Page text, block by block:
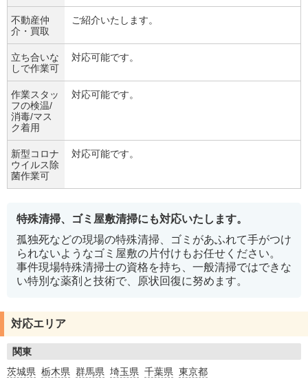
不動産仲
介・買取
ご紹介いたします。
立ち合いな
しで作業可
対応可能です。
作業スタッ
フの検温/
消毒/マス
ク着用
対応可能です。
新型コロナ
ウイルス除
菌作業可
対応可能です。
特殊清掃、ゴミ屋敷清掃にも対応いたします。
孤独死などの現場の特殊清掃、ゴミがあふれて手がつけ
られないようなゴミ屋敷の片付けもお任せください。
事件現場特殊清掃士の資格を持ち、一般清掃ではできな
い特別な薬剤と技術で、原状回復に努めます。
対応エリア
関東
茨城県 栃木県 群馬県 埼玉県 千葉県 東京都